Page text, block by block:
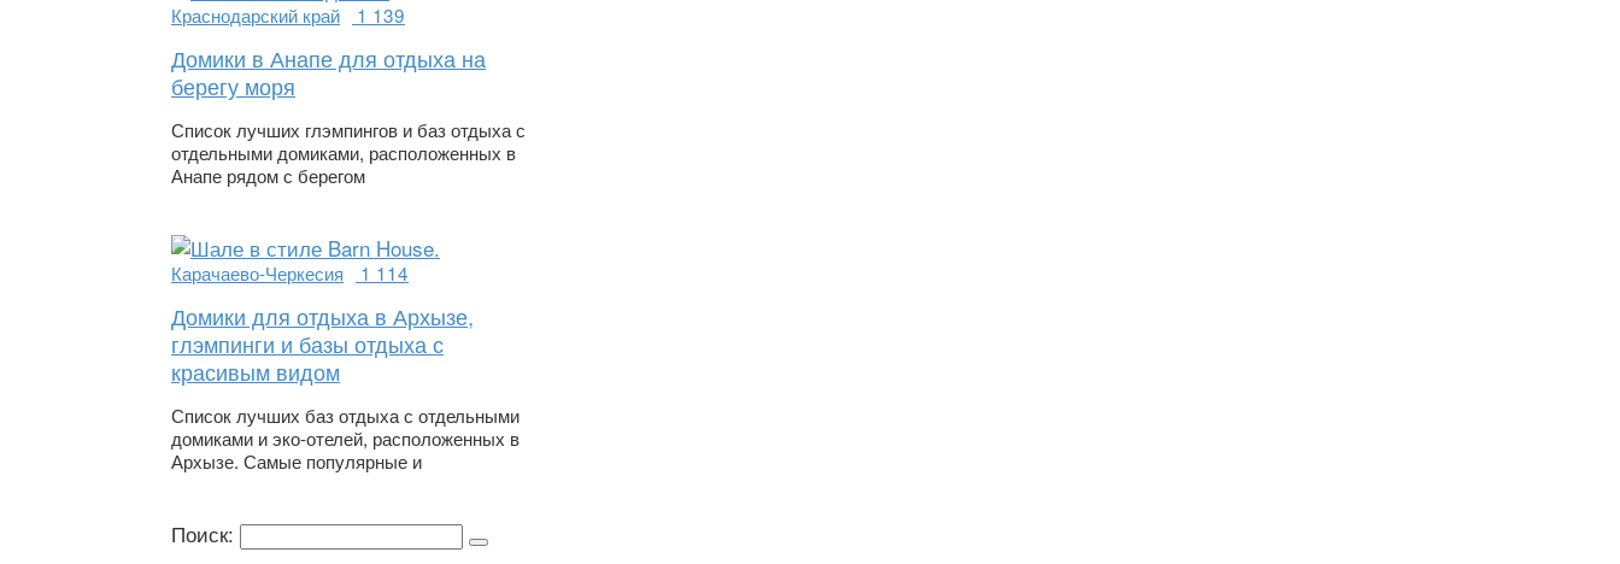
Краснодарский край 1 139
Домики в Анапе для отдыха на
берегу моря
Список лучших глэмпингов и баз отдыха с
отдельными домиками, расположенных в
Анапе рядом с берегом
Карачаево-Черкесия 1 114
Домики для отдыха в Архызе,
глэмпинги и базы отдыха с
красивым видом
Список лучших баз отдыха с отдельными
домиками и эко-отелей, расположенных в
Архызе. Самые популярные и
Поиск: